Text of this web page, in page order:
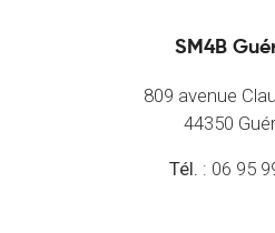
SM4B
809 avenue
44350
Tél. : 06 95